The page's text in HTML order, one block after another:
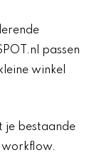
passen
winkel
je bestaande